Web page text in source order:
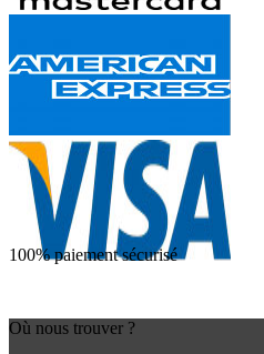
100% paiement sécurisé
Où nous trouver ?